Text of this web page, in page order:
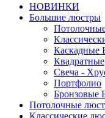
НОВИНКИ
Большие люстры
Каскадные
Свеча -
Портфолио
Бронзовые
Потолочные
Классические